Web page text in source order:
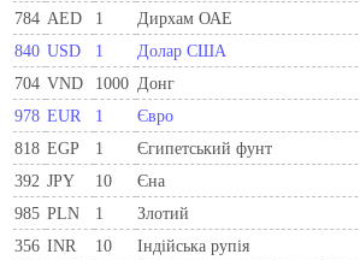
784 AED 1 Дирхам ОАЕ
840 USD 1 Долар США
704 VND 1000 Донг
978 EUR 1 Євро
818 EGP 1 Єгипетський фунт
392 JPY 10 Єна
985 PLN 1 Злотий
356 INR 10 Індійська рупія